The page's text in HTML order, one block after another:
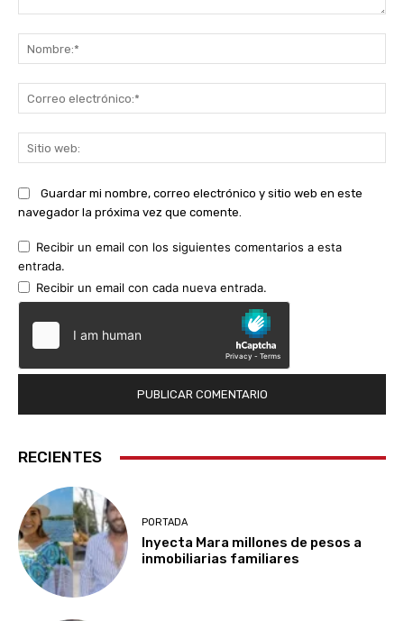
Guardar mi nombre, correo electrónico y sitio web en este
navegador la próxima vez que comente.
Recibir un email con los siguientes comentarios a esta
entrada.
Recibir un email con cada nueva entrada.
RECIENTES
PORTADA
Inyecta Mara millones de pesos a
inmobiliarias familiares